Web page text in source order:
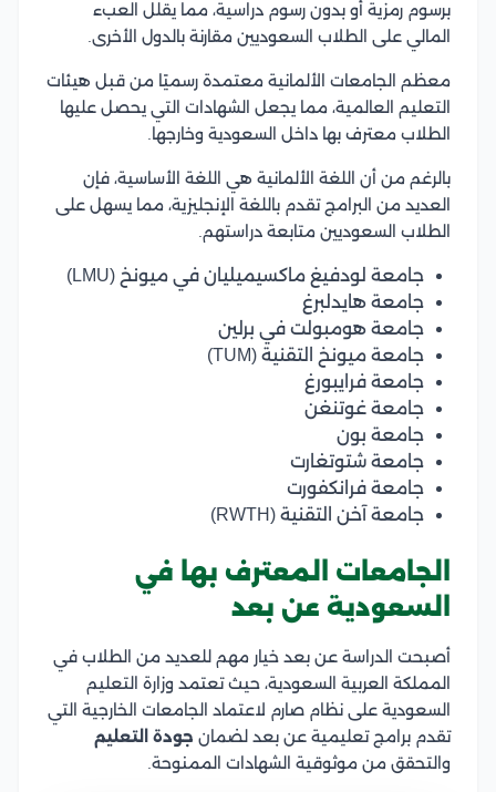
برسوم رمزية أو بدون رسوم دراسية، مما يقلل العبء
المالي على الطلاب السعوديين مقارنة بالدول الأخرى.
معظم الجامعات الألمانية معتمدة رسميًا من قبل هيئات
التعليم العالمية، مما يجعل الشهادات التي يحصل عليها
الطلاب معترف بها داخل السعودية وخارجها.
بالرغم من أن اللغة الألمانية هي اللغة الأساسية، فإن
العديد من البرامج تقدم باللغة الإنجليزية، مما يسهل على
الطلاب السعوديين متابعة دراستهم.
جامعة لودفيغ ماكسيميليان في ميونخ (LMU)
جامعة هايدلبرغ
جامعة هومبولت في برلين
جامعة ميونخ التقنية (TUM)
جامعة فرايبورغ
جامعة غوتنغن
جامعة بون
جامعة شتوتغارت
جامعة فرانكفورت
جامعة آخن التقنية (RWTH)
الجامعات المعترف بها في
السعودية عن بعد
أصبحت الدراسة عن بعد خيار مهم للعديد من الطلاب في
المملكة العربية السعودية، حيث تعتمد وزارة التعليم
السعودية على نظام صارم لاعتماد الجامعات الخارجية التي
تقدم برامج تعليمية عن بعد لضمان جودة التعليم
والتحقق من موثوقية الشهادات الممنوحة.